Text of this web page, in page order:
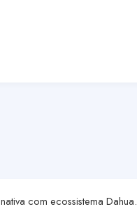
com ecossistema Dahua.